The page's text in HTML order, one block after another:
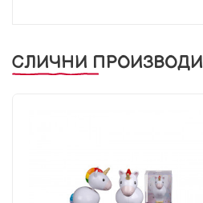
СЛИЧНИ ПРОИЗВОДИ